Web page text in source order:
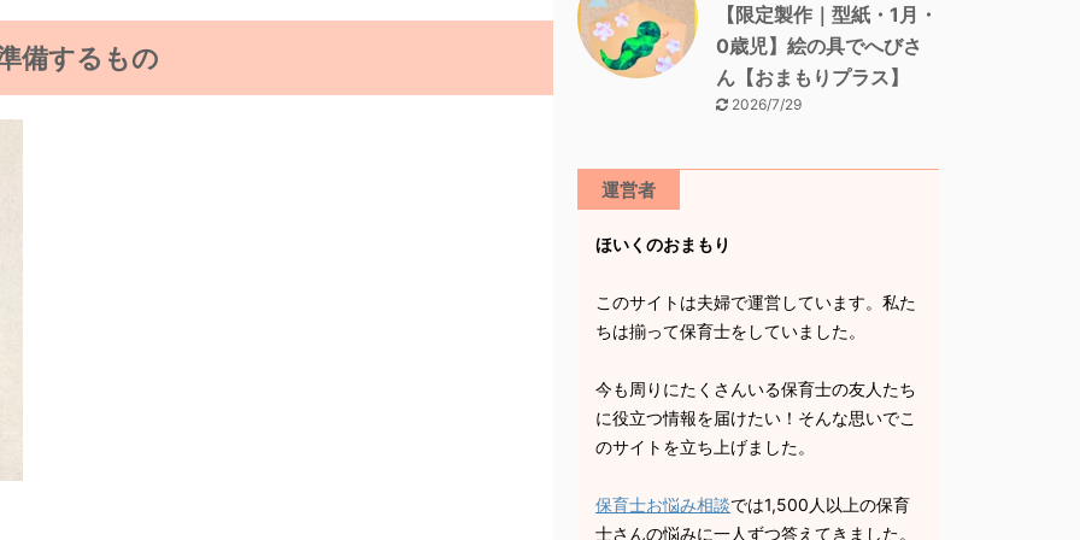
備するもの
【限定製作｜型紙・1月・
0歳児】絵の具でへびさ
ん【おまもりプラス】
2026/7/29
運営者
ほいくのおまもり
このサイトは夫婦で運営しています。私た
ちは揃って保育士をしていました。
今も周りにたくさんいる保育士の友人たち
に役立つ情報を届けたい！そんな思いでこ
のサイトを立ち上げました。
保育士お悩み相談では1,500人以上の保育
士さんの悩みに一人ずつ答えてきました。